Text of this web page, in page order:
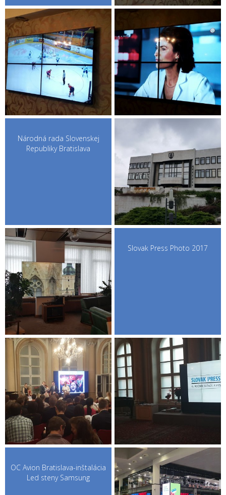
Národná rada Slovenskej
Republiky Bratislava
Slovak Press Photo 2017
OC Avion Bratislava-inštalácia
Led steny Samsung